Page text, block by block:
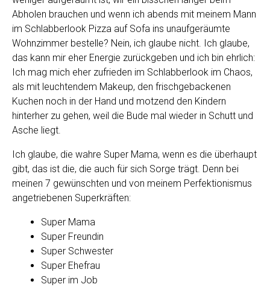
Abholen brauchen und wenn ich abends mit meinem Mann
im Schlabberlook Pizza auf Sofa ins unaufgeräumte
Wohnzimmer bestelle? Nein, ich glaube nicht. Ich glaube,
das kann mir eher Energie zurückgeben und ich bin ehrlich:
Ich mag mich eher zufrieden im Schlabberlook im Chaos,
als mit leuchtendem Makeup, den frischgebackenen
Kuchen noch in der Hand und motzend den Kindern
hinterher zu gehen, weil die Bude mal wieder in Schutt und
Asche liegt.
Ich glaube, die wahre Super Mama, wenn es die überhaupt
gibt, das ist die, die auch für sich Sorge trägt. Denn bei
meinen 7 gewünschten und von meinem Perfektionismus
angetriebenen Superkräften:
Super Mama
Super Freundin
Super Schwester
Super Ehefrau
Super im Job